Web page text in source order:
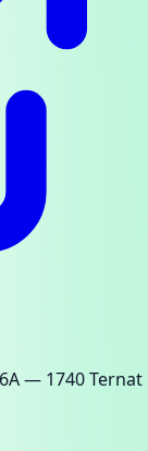
— 1740 Ternat